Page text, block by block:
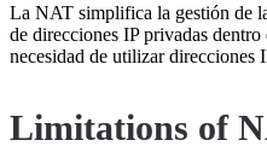
La NAT simplifica la gestión de
de direcciones IP privadas
necesidad de utilizar direcciones
Limitations of